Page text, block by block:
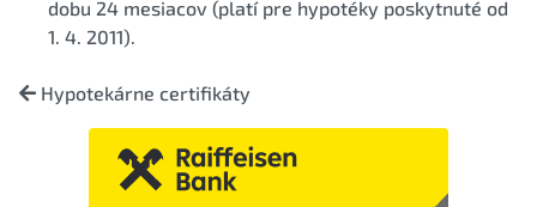
dobu 24 mesiacov (platí pre hypotéky poskytnuté od
1. 4. 2011).
Hypotekárne certifikáty